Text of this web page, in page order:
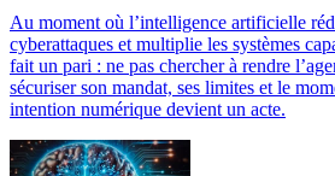
Au moment où l’intelligence artificielle
cyberattaques et multiplie les systèmes
fait un pari : ne pas chercher à rendre
sécuriser son mandat, ses limites et le
intention numérique devient un acte.